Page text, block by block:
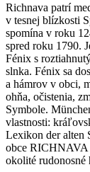
Richnava patrí
v tesnej blízkosti
spomína v roku
spred roku 1790.
Fénix s
slnka. Fénix sa
a hámrov v obci,
ohňa, očistenia,
Symbole.
vlastnosti:
Lexikon der alten
obce RICHNAVA
okolité rudonosné